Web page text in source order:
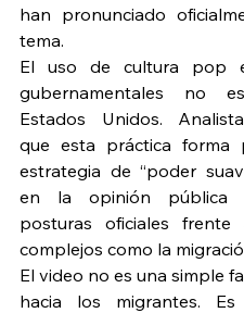
han pronunciado
tema.
El uso de cultura pop
gubernamentales no
Estados Unidos.
que esta práctica forma
estrategia de “poder
en la opinión pública
posturas oficiales frente
complejos como la
El video no es una simple
hacia los migrantes.